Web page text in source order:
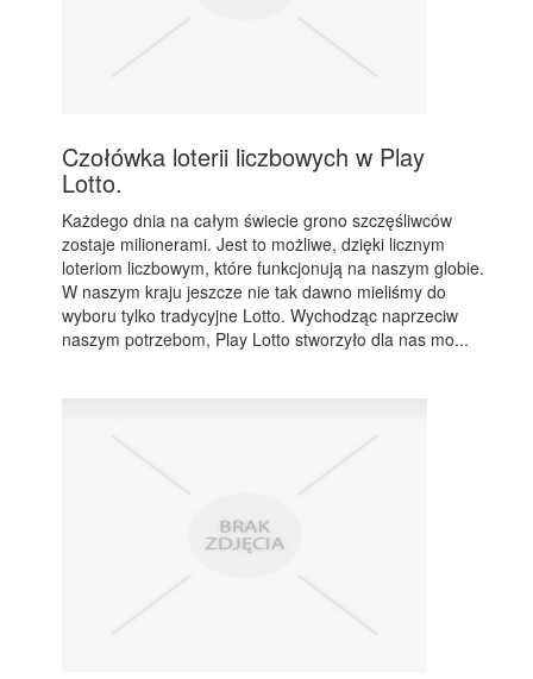
Czołówka loterii liczbowych w Play
Lotto.
Każdego dnia na całym świecie grono szczęśliwców
zostaje milionerami. Jest to możliwe, dzięki licznym
loteriom liczbowym, które funkcjonują na naszym globie.
W naszym kraju jeszcze nie tak dawno mieliśmy do
wyboru tylko tradycyjne Lotto. Wychodząc naprzeciw
naszym potrzebom, Play Lotto stworzyło dla nas mo...